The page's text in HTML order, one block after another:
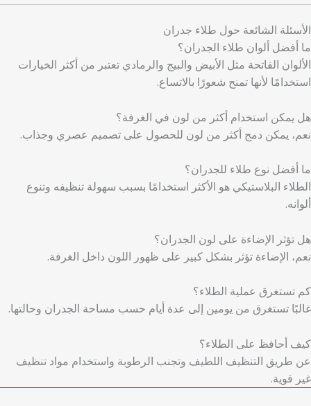
الأسئلة الشائعة حول طلاء جدران
ما أفضل ألوان طلاء الجدران؟
الألوان الفاتحة مثل الأبيض والبيج والرمادي تعتبر من أكثر الخيارات
استخدامًا لأنها تمنح شعورًا بالاتساع.
هل يمكن استخدام أكثر من لون في الغرفة؟
نعم، يمكن دمج أكثر من لون للحصول على تصميم عصري وجذاب.
ما أفضل نوع طلاء للجدران؟
الطلاء البلاستيكي هو الأكثر استخدامًا بسبب سهولة تنظيفه وتنوع
ألوانه.
هل تؤثر الإضاءة على لون الجدران؟
نعم، الإضاءة تؤثر بشكل كبير على ظهور اللون داخل الغرفة.
كم تستغرق عملية الطلاء؟
غالبًا تستغرق من يومين إلى عدة أيام حسب مساحة الجدران وحالتها.
كيف أحافظ على الطلاء؟
عن طريق التنظيف اللطيف وتجنب الرطوبة واستخدام مواد تنظيف
غير قوية.